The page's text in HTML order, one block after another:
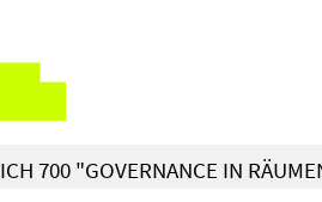
700 "GOVERNANCE IN